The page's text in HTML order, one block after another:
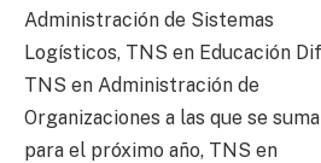
Administración de Sistemas
Logísticos, TNS en Educación
TNS en Administración de
Organizaciones a las que se
para el próximo año, TNS en